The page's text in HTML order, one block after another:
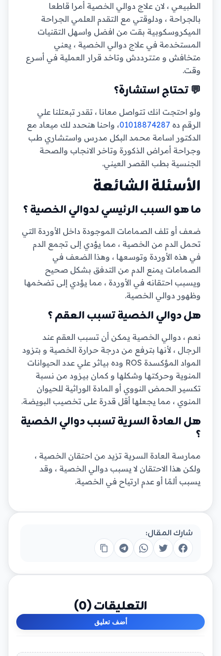
الطبيعي ، لان علاج دوالي الخصية أمرا قاطعا
بالجراحة ، ودلوقتي مع التقدم العلمي الجراحة
الميكروسكوبية بقت من افضل واسهل التقنيات
المستخدمة في علاج دوالي الخصية ، يعني
متخافش و متترددش وتاخد قرار العملية في أسرع
وقت.
💬 تحتاج استشارة؟
ولو احتجت انك تتواصل معانا ، تقدر تبعتلنا علي
الرقم ده 01018874287، واحنا هنحدد لك ميعاد مع
الدكتور اسامة محمد البكل مدرس واستشاري طب
وجراحة أمراض الذكورة وتاخر الانجاب والصحة
الجنسية بطب القصر العيني.
الأسئلة الشائعة
ما هو السبب الرئيسي لدوالي الخصية ؟
ضعف أو تلف الصمامات الموجودة داخل الأوردة التي
تحمل الدم من الخصية ، مما يؤدي إلى تجمع الدم
في هذه الأوردة وتوسعها ، وهذا الضعف في
الصمامات يمنع الدم من التدفق بشكل صحيح
ويسبب احتقانه في الأوردة ، مما يؤدي إلى تضخمها
وظهور دوالي الخصية.
هل دوالي الخصية تسبب العقم ؟
نعم ، دوالي الخصية يمكن أن تسبب العقم عند
الرجال ، لأنها بترفع من درجة حرارة الخصية و بتزود
المواد المؤكسدة ROS وده بياثر علي عدد الحيوانات
المنوية وحركتها وشكلها و كمان بيزود من نسبة
تكسير الحمض النووي أو المادة الوراثية للحيوان
المنوي ، مما يجعلها أقل قدرة على تخصيب البويضة.
هل العادة السرية تسبب دوالي الخصية
؟
ممارسة العادة السرية تزيد من احتقان الخصية ،
ولكن هذا الاحتقان لا يسبب دوالي الخصية ، وقد
يسبب ألمًا أو عدم ارتياح في الخصية.
شارك المقال:
التعليقات (0
)
أضف تعليق